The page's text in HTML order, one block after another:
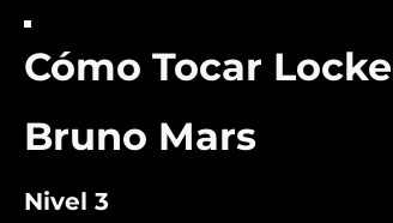
Cómo Tocar
Bruno Mars
Nivel 3